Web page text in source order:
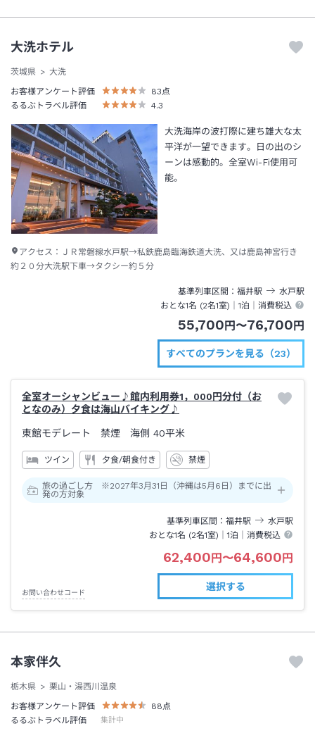
大洗ホテル
茨城県
大洗
お客様アンケート評価
83 点
るるぶトラベル評価
4.3
大洗海岸の波打際に建ち雄大な太
平洋が一望できます。日の出のシ
ーンは感動的。全室Wi-Fi使用可
能。
アクセス： ＪＲ常磐線水戸駅→私鉄鹿島臨海鉄道大洗、又は鹿島神宮行き
約２０分大洗駅下車→タクシー約５分
基準列車区間 福井駅 水戸駅
おとな1名 (2名1室)｜1泊 ｜消費税込
55,700 円 〜76,700 円
すべてのプランを見る（23）
全室オーシャンビュー♪館内利用券1，000円分付（お
となのみ）夕食は海山バイキング♪
東館モデレート 禁煙 海側 40平米
ツイン 夕食/朝食付き 禁煙
旅の過ごし方 ※2027年3月31日（沖縄は5月6日）までに出
発の方対象
基準列車区間 福井駅 水戸駅
おとな1名 (2名1室)｜1泊 ｜消費税込
62,400 円 〜64,600 円
お問い合わせコード
選択する
本家伴久
栃木県
栗山・湯西川温泉
お客様アンケート評価
88点
るるぶトラベル評価
集計中